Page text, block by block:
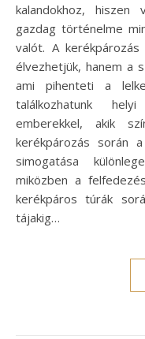
kalandokhoz,
gazdag történelme
valót. A
élvezhetjük, hanem a
ami pihenteti a
találkozhatunk
emberekkel, akik
kerékpározás során
simogatása
miközben a
kerékpáros túrák
tájakig…